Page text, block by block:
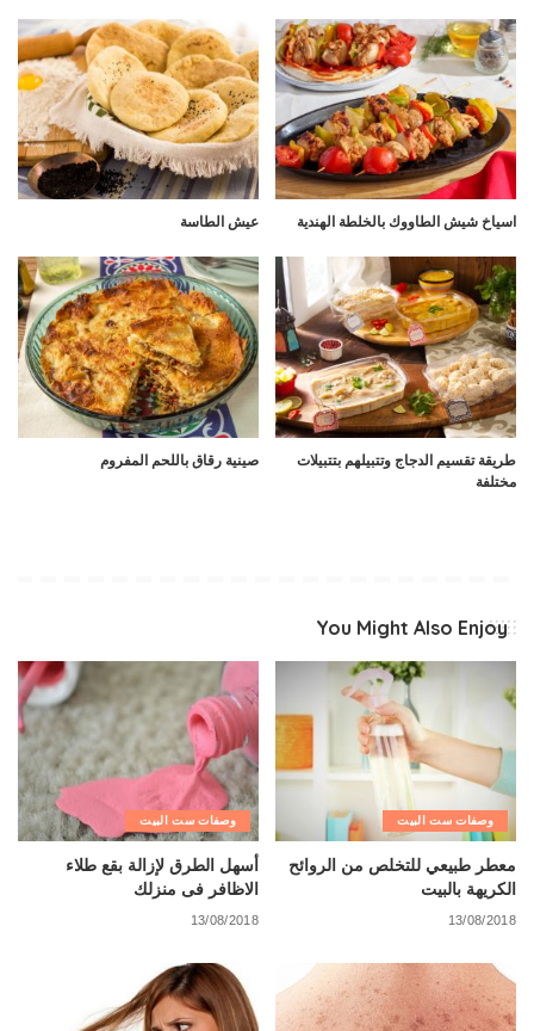
اسياخ شيش الطاووك بالخلطة الهندية عيش الطاسة
طريقة تقسيم الدجاج وتتبيلهم بتتبيلات
مختلفة
صينية رقاق باللحم المفروم
You Might Also Enjoy
وصفات ست البيت
معطر طبيعي للتخلص من الروائح
الكريهة بالبيت
13/08/2018
وصفات ست البيت
أسهل الطرق لإزالة بقع طلاء
الاظافر فى منزلك
13/08/2018